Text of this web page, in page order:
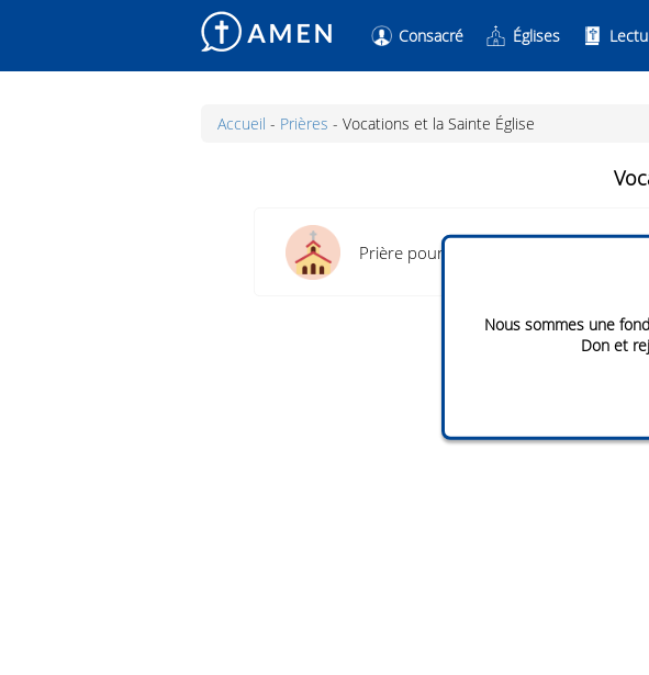
Consacré Églises
Accueil - Prières - Vocations et la Sainte Église
Prière pour les vocations
Nous sommes une
Don et
Focus